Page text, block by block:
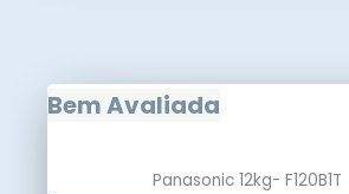
Bem Avaliada
Panasonic 12kg- F120B1T